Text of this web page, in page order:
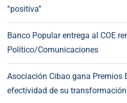
“positiva”
Banco Popular entrega al COE
Político/Comunicaciones
Asociación Cibao gana Premios
efectividad de su